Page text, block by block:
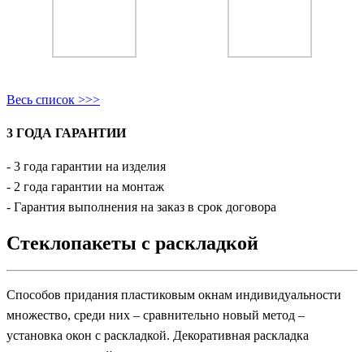
Весь список >>>
3 ГОДА ГАРАНТИИ
- 3 года гарантии на изделия
- 2 года гарантии на монтаж
- Гарантия выполнения на заказ в срок договора
Стеклопакеты с раскладкой
Способов придания пластиковым окнам индивидуальности
множество, среди них – сравнительно новый метод –
установка окон с раскладкой. Декоративная раскладка